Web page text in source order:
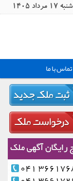
شنبه 17 مرداد 1405
تماس با ما